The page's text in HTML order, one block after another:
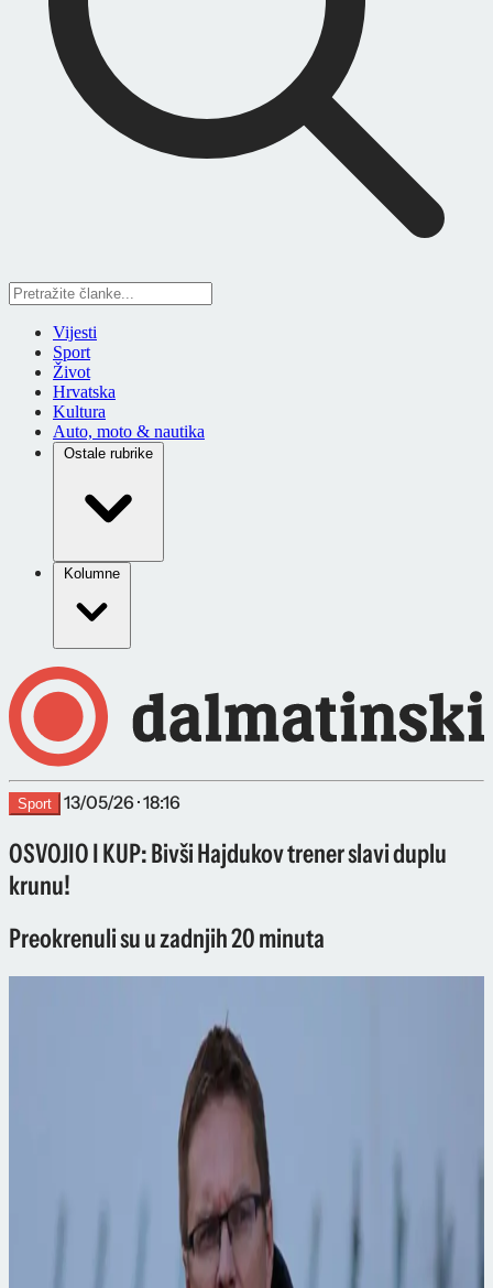
Vijesti
Sport
Život
Hrvatska
Kultura
Auto, moto & nautika
Ostale rubrike
Kolumne
Sport 13/05/26 · 18:16
OSVOJIO I KUP: Bivši Hajdukov trener slavi duplu
krunu!
Preokrenuli su u zadnjih 20 minuta